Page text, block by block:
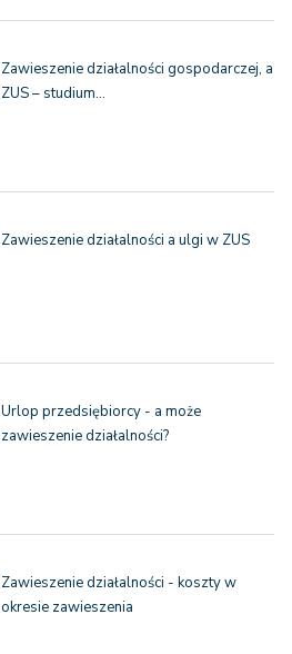
Zawieszenie działalności gospodarczej, a
ZUS – studium…
Zawieszenie działalności a ulgi w ZUS
Urlop przedsiębiorcy - a może
zawieszenie działalności?
Zawieszenie działalności - koszty w
okresie zawieszenia